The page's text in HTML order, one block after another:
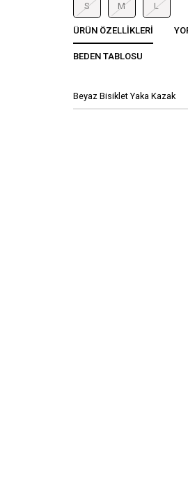
S M L
ÜRÜN ÖZELLIKLERI
BEDEN TABLOSU
Beyaz Bisiklet Yaka Kazak